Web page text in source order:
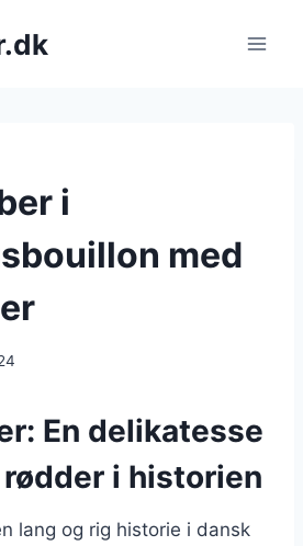
i
med
En delikatesse
i historien
lang og rig historie i dansk